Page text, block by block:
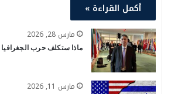
أكمل القراءة »
مارس 28, 2026
ماذا ستكلف حرب الجغرافيا
مارس 11, 2026